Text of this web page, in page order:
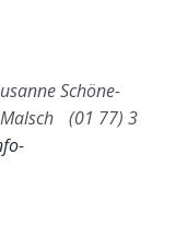
Schöne-
(01 77) 3